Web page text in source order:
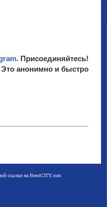
. Присоединяйтесь!
Это анонимно и быстро
ссылки на BrestCITY.com